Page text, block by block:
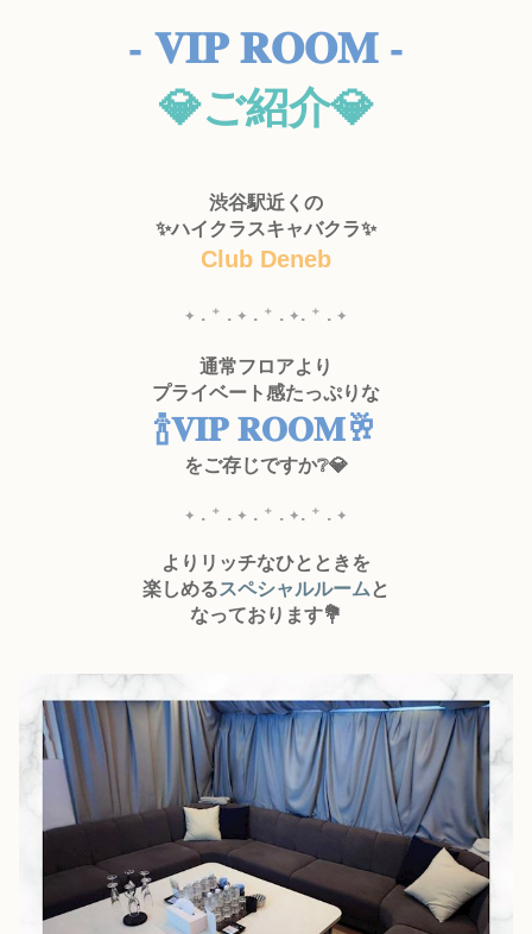
- 𝐕𝐈𝐏 𝐑𝐎𝐎𝐌 -
💎ご紹介💎
渋谷駅近くの
✨ハイクラスキャバクラ✨
Club Deneb
✦ . ⁺ . ✦ . ⁺ . ✦. ⁺ . ✦
通常フロアより
プライベート感たっぷりな
🍾𝐕𝐈𝐏 𝐑𝐎𝐎𝐌🥂
をご存じですか❔💎
✦ . ⁺ . ✦ . ⁺ . ✦. ⁺ . ✦
よ りリッチなひとときを
楽しめるスペシャルルームと
なっております💐